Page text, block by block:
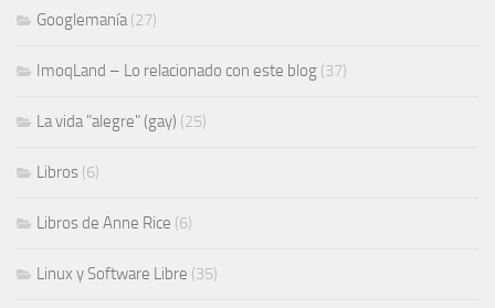
Googlemanía(27)
ImoqLand – Lo relacionado con este blog (37)
La vida "alegre" (gay) (25)
Libros (6)
Libros de Anne Rice (6)
Linux y Software Libre (35)